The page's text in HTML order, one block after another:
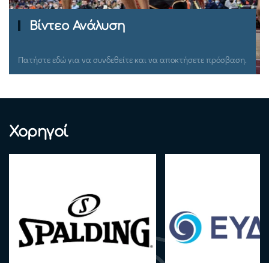
Ομιλίες Σεμιναρίων
Πατήστε εδώ για να συνδεθείτε και να αποκτήσετε πρόσβαση.
Χορηγοί